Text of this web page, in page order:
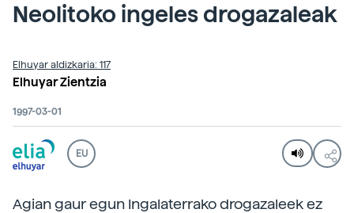
Neolitoko ingeles drogazaleak
Elhuyar aldizkaria: 117
Elhuyar Zientzia
1997-03-01
EU
Agian gaur egun Ingalaterrako drogazaleek ez